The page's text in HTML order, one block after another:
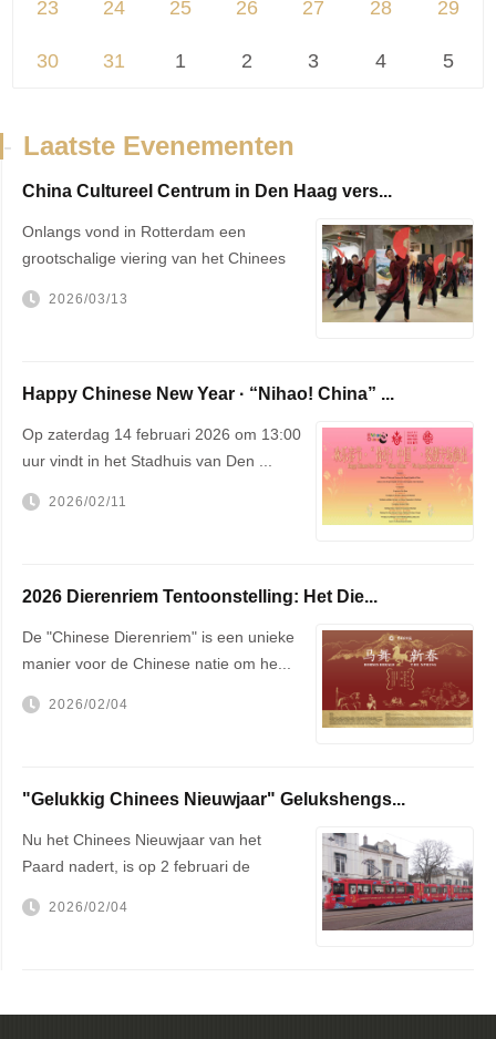
23 24 25 26 27 28 29
30 31 1 2 3 4 5
- Laatste Evenementen
China Cultureel Centrum in Den Haag vers...
Onlangs vond in Rotterdam een
grootschalige viering van het Chinees
2026/03/13
Happy Chinese New Year · “Nihao! China” ...
Op zaterdag 14 februari 2026 om 13:00
uur vindt in het Stadhuis van Den ...
2026/02/11
2026 Dierenriem Tentoonstelling: Het Die...
De "Chinese Dierenriem" is een unieke
manier voor de Chinese natie om he...
2026/02/04
"Gelukkig Chinees Nieuwjaar" Gelukshengs...
Nu het Chinees Nieuwjaar van het
Paard nadert, is op 2 februari de
2026/02/04